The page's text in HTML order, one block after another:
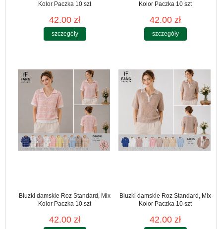
Kolor Paczka 10 szt
42.00 zł
szczegóły
Kolor Paczka 10 szt
42.00 zł
szczegóły
Bluzki damskie Roz Standard, Mix
Kolor Paczka 10 szt
42.00 zł
Bluzki damskie Roz Standard, Mix
Kolor Paczka 10 szt
42.00 zł